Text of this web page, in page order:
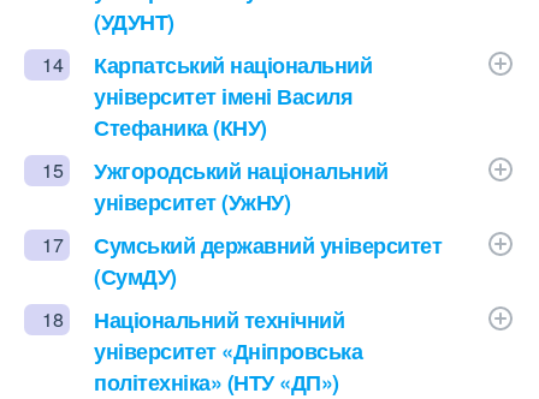
(УДУНТ)
14
Карпатський національний
університет імені Василя
Стефаника (КНУ)
15
Ужгородський національний
університет (УжНУ)
17
Сумський державний університет
(СумДУ)
18
Національний технічний
університет «Дніпровська
політехніка» (НТУ «ДП»)